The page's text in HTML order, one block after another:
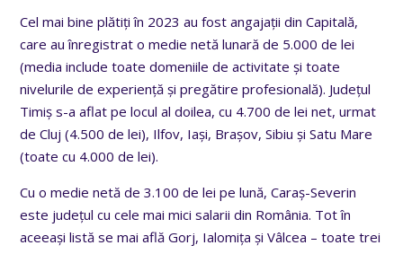
Cel mai bine plătiți în 2023 au fost angajații din Capitală,
care au înregistrat o medie netă lunară de 5.000 de lei
(media include toate domeniile de activitate și toate
nivelurile de experiență și pregătire profesională). Județul
Timiș s-a aflat pe locul al doilea, cu 4.700 de lei net, urmat
de Cluj (4.500 de lei), Ilfov, Iași, Brașov, Sibiu și Satu Mare
(toate cu 4.000 de lei).
Cu o medie netă de 3.100 de lei pe lună, Caraș-Severin
este județul cu cele mai mici salarii din România. Tot în
aceeași listă se mai află Gorj, Ialomița și Vâlcea – toate trei